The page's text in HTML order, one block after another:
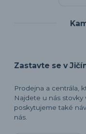
Zastavte se v
Prodejna a centrála,
Najdete u nás
poskytujeme také
nás.